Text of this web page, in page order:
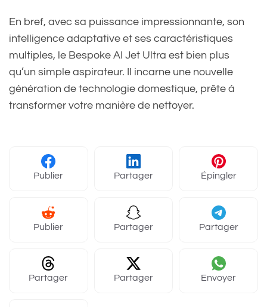
En bref, avec sa puissance impressionnante, son
intelligence adaptative et ses caractéristiques
multiples, le Bespoke AI Jet Ultra est bien plus
qu’un simple aspirateur. Il incarne une nouvelle
génération de technologie domestique, prête à
transformer votre manière de nettoyer.
Publier Partager Épingler
Publier Partager Partager
Partager Partager Envoyer